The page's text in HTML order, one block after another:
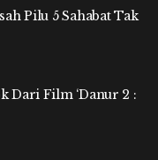
Pilu 5 Sahabat Tak
Dari Film ‘Danur 2 :